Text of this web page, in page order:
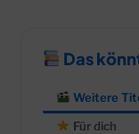
Das
Weitere
Für dich